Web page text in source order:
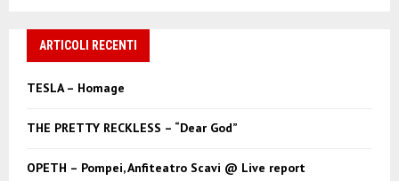
h
o
ARTICOLI RECENTI
TESLA – Homage
THE PRETTY RECKLESS – “Dear God”
OPETH – Pompei, Anfiteatro Scavi @ Live report